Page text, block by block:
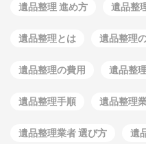
遺品整理 進め方 遺品整
遺品整理とは 遺品整理
遺品整理の費用 遺品整
遺品整理手順 遺品整理
遺品整理業者 選び方 遺